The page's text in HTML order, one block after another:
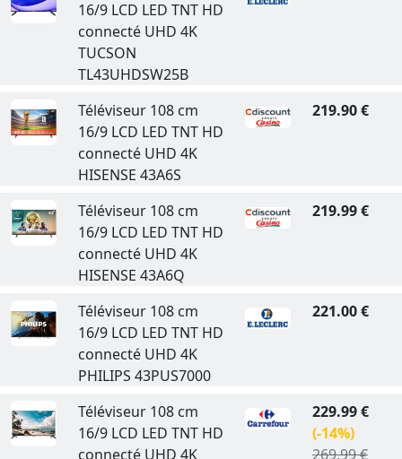
16/9 LCD LED TNT HD
connecté UHD 4K
TUCSON
TL43UHDSW25B
Téléviseur 108 cm
16/9 LCD LED TNT HD
connecté UHD 4K
HISENSE 43A6S
219.90 €
Téléviseur 108 cm
16/9 LCD LED TNT HD
connecté UHD 4K
HISENSE 43A6Q
219.99 €
Téléviseur 108 cm
16/9 LCD LED TNT HD
connecté UHD 4K
PHILIPS 43PUS7000
221.00 €
Téléviseur 108 cm
16/9 LCD LED TNT HD
connecté UHD 4K
229.99 €
(-14%)
269.99 €